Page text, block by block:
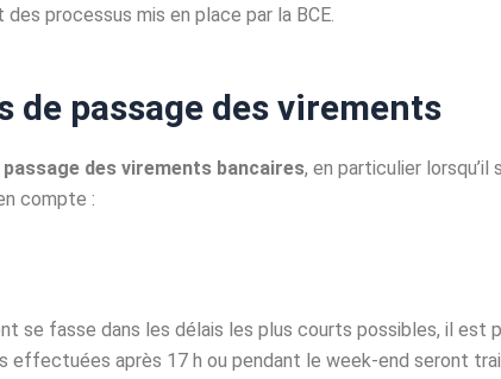
processus mis en place par la BCE.
passage des virements
des virements bancaires, en particulier lorsqu’il
compte :
se fasse dans les délais les plus courts possibles, il est
effectuées après 17 h ou pendant le week-end seront